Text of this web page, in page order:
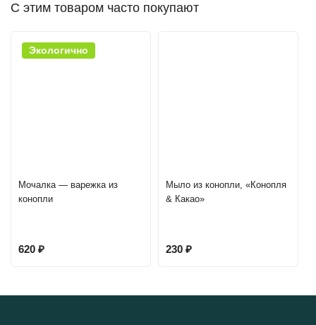
С этим товаром часто покупают
Экологично
Мочалка — варежка из
конопли
620 ₽
Мыло из конопли, «Конопля
& Какао»
230 ₽